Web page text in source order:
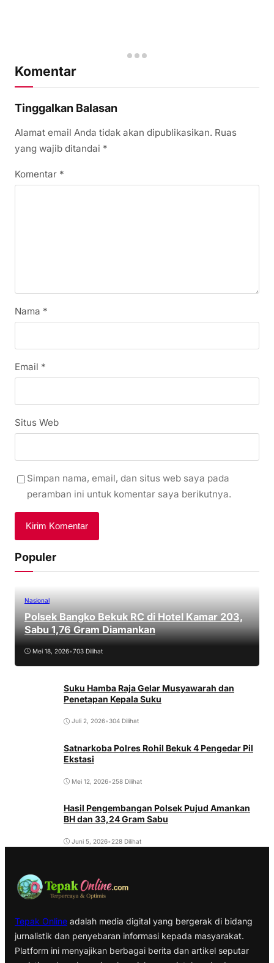
Komentar
Tinggalkan Balasan
Alamat email Anda tidak akan dipublikasikan. Ruas
yang wajib ditandai *
Komentar *
Nama *
Email *
Situs Web
Simpan nama, email, dan situs web saya pada
peramban ini untuk komentar saya berikutnya.
Populer
Nasional
Polsek Bangko Bekuk RC di Hotel Kamar 203,
Sabu 1,76 Gram Diamankan
Mei 18, 2026•703 Dilihat
Suku Hamba Raja Gelar Musyawarah dan
Penetapan Kepala Suku
Juli 2, 2026•304 Dilihat
Satnarkoba Polres Rohil Bekuk 4 Pengedar Pil
Ekstasi
Mei 12, 2026• 258 Dilihat
Hasil Pengembangan Polsek Pujud Amankan
BH dan 33,24 Gram Sabu
Juni 5, 2026• 228 Dilihat
Tepak Online adalah media digital yang bergerak di bidang
jurnalistik dan penyebaran informasi kepada masyarakat.
Platform ini menyajikan berbagai berita dan artikel seputar